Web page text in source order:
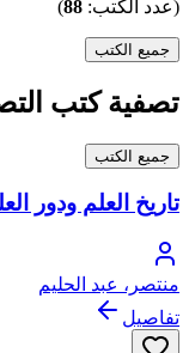
(عدد الكتب: 88
)
جميع الكتب
تصفية كتب
جميع الكتب
تاريخ العلم ودور
منتصر، عبد الحليم
تفاصيل